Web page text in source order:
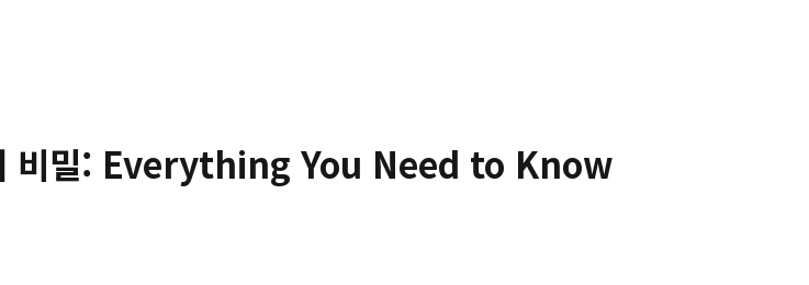
비밀: Everything You Need to Know